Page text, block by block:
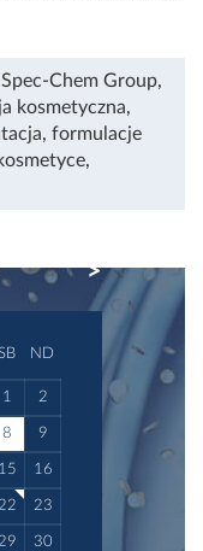
Spec-Chem Group,
kosmetyczna,
, formulacje
,
NEXT
ND
1 2
8 9
15 16
22 23
29 30